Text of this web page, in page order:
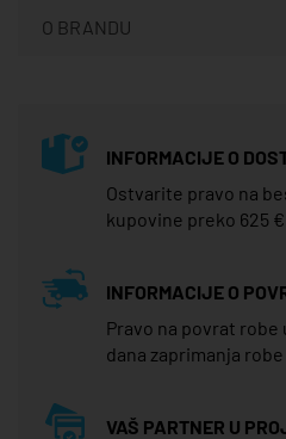
O BRANDU
INFORMACIJE O
Ostvarite pravo na
kupovine preko 625 €
INFORMACIJE O
Pravo na povrat robe
dana zaprimanja robe
VAŠ PARTNER U